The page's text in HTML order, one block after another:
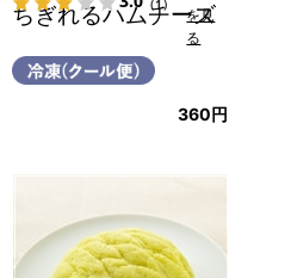
ちぎれるハムチーズ
を見
る
360円